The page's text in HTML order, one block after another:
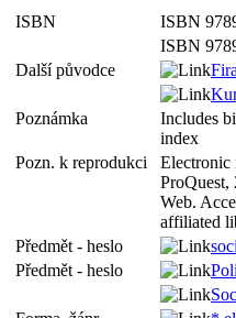
ISBN
ISBN
ISBN
Další původce
Poznámka
Includes
index
Pozn. k reprodukci
Electronic
Web.
affiliated
Předmět - heslo
Předmět - heslo